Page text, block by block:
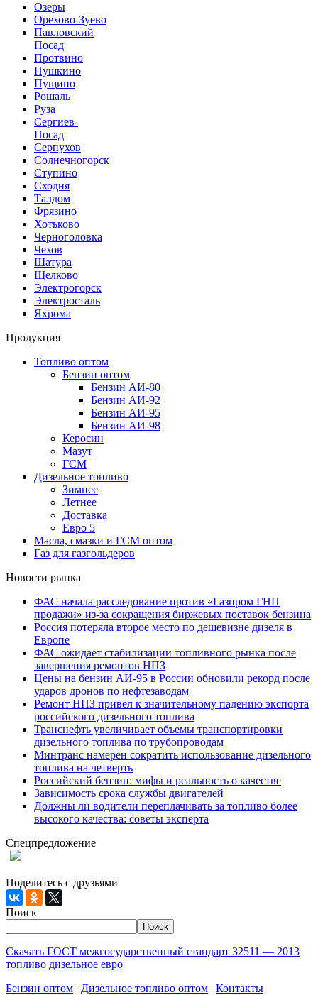
Озеры
Орехово-Зуево
Павловский
Посад
Протвино
Пушкино
Пущино
Рошаль
Руза
Сергиев-
Посад
Серпухов
Солнечногорск
Ступино
Сходня
Талдом
Фрязино
Хотьково
Черноголовка
Чехов
Шатура
Щелково
Электрогорск
Электросталь
Яхрома
Продукция
Топливо оптом
Бензин оптом
Бензин АИ-80
Бензин АИ-92
Бензин АИ-95
Бензин АИ-98
Керосин
Мазут
ГСМ
Дизельное топливо
Зимнее
Летнее
Доставка
Евро 5
Масла, смазки и ГСМ оптом
Газ для газгольдеров
Новости рынка
ФАС начала расследование против «Газпром ГНП
продажи» из-за сокращения биржевых поставок бензина
Россия потеряла второе место по дешевизне дизеля в
Европе
ФАС ожидает стабилизации топливного рынка после
завершения ремонтов НПЗ
Цены на бензин АИ-95 в России обновили рекорд после
ударов дронов по нефтезаводам
Ремонт НПЗ привел к значительному падению экспорта
российского дизельного топлива
Транснефть увеличивает объемы транспортировки
дизельного топлива по трубопроводам
Минтранс намерен сократить использование дизельного
топлива на четверть
Российский бензин: мифы и реальность о качестве
Зависимость срока службы двигателей
Должны ли водители переплачивать за топливо более
высокого качества: советы эксперта
Спецпредложение
Поделитесь с друзьями
Поиск
Поиск
Скачать ГОСТ межгосударственный стандарт 32511 — 2013
топливо дизельное евро
Бензин оптом | Дизельное топливо оптом | Контакты